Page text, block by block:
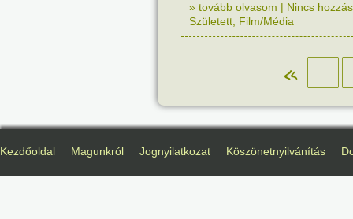
» tovább olvasom | Nincs
Született Film/Média
«
Kezdőoldal Magunkról Jognyilatkozat Köszönetnyilvánítás